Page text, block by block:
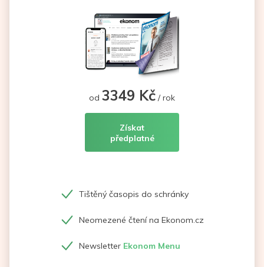
od 3349 Kč / rok
Získat
předplatné
Tištěný časopis do schránky
Neomezené čtení na Ekonom.cz
Newsletter Ekonom Menu